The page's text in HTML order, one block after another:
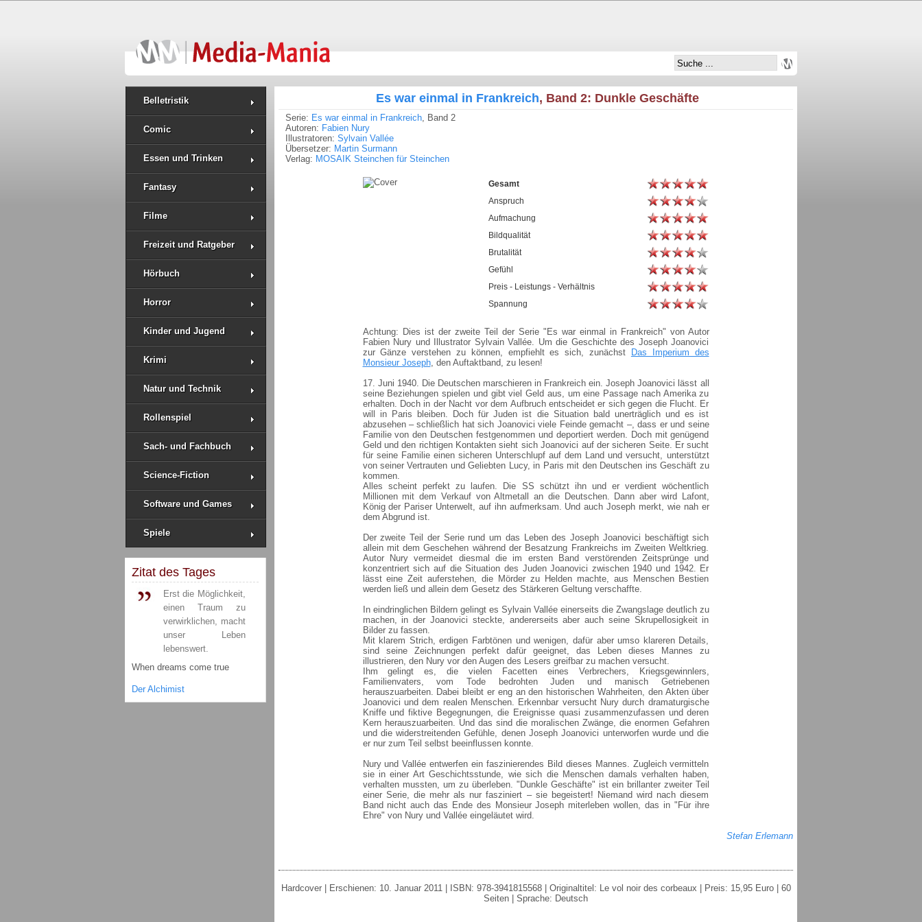
Belletristik
Comic
Essen und Trinken
Fantasy
Filme
Freizeit und Ratgeber
Hörbuch
Horror
Kinder und Jugend
Krimi
Natur und Technik
Rollenspiel
Sach- und Fachbuch
Science-Fiction
Software und Games
Spiele
Zitat des Tages
Erst die Möglichkeit,
einen Traum zu
verwirklichen, macht
unser Leben
lebenswert.
When dreams come true
Der Alchimist
Es war einmal in Frankreich, Band 2: Dunkle Geschäfte
Serie: Es war einmal in Frankreich, Band 2
Autoren: Fabien Nury
Illustratoren: Sylvain Vallée
Übersetzer: Martin Surmann
Verlag: MOSAIK Steinchen für Steinchen
Gesamt
Anspruch
Aufmachung
Bildqualität
Brutalität
Gefühl
Preis - Leistungs - Verhältnis
Spannung
Achtung: Dies ist der zweite Teil der Serie "Es war einmal in Frankreich" von Autor
Fabien Nury und Illustrator Sylvain Vallée. Um die Geschichte des Joseph Joanovici
zur Gänze verstehen zu können, empfiehlt es sich, zunächst
Das Imperium des
Monsieur Joseph, den Auftaktband, zu lesen!
17. Juni 1940. Die Deutschen marschieren in Frankreich ein. Joseph Joanovici lässt all
seine Beziehungen spielen und gibt viel Geld aus, um eine Passage nach Amerika zu
erhalten. Doch in der Nacht vor dem Aufbruch entscheidet er sich gegen die Flucht. Er
will in Paris bleiben. Doch für Juden ist die Situation bald unerträglich und es ist
abzusehen – schließlich hat sich Joanovici viele Feinde gemacht –, dass er und seine
Familie von den Deutschen festgenommen und deportiert werden. Doch mit genügend
Geld und den richtigen Kontakten sieht sich Joanovici auf der sicheren Seite. Er sucht
für seine Familie einen sicheren Unterschlupf auf dem Land und versucht, unterstützt
von seiner Vertrauten und Geliebten Lucy, in Paris mit den Deutschen ins Geschäft zu
kommen.
Alles scheint perfekt zu laufen. Die SS schützt ihn und er verdient wöchentlich
Millionen mit dem Verkauf von Altmetall an die Deutschen. Dann aber wird Lafont,
König der Pariser Unterwelt, auf ihn aufmerksam. Und auch Joseph merkt, wie nah er
dem Abgrund ist.
Der zweite Teil der Serie rund um das Leben des Joseph Joanovici beschäftigt sich
allein mit dem Geschehen während der Besatzung Frankreichs im Zweiten Weltkrieg.
Autor Nury vermeidet diesmal die im ersten Band verstörenden Zeitsprünge und
konzentriert sich auf die Situation des Juden Joanovici zwischen 1940 und 1942. Er
lässt eine Zeit auferstehen, die Mörder zu Helden machte, aus Menschen Bestien
werden ließ und allein dem Gesetz des Stärkeren Geltung verschaffte.
In eindringlichen Bildern gelingt es Sylvain Vallée einerseits die Zwangslage deutlich zu
machen, in der Joanovici steckte, andererseits aber auch seine Skrupellosigkeit in
Bilder zu fassen.
Mit klarem Strich, erdigen Farbtönen und wenigen, dafür aber umso klareren Details,
sind seine Zeichnungen perfekt dafür geeignet, das Leben dieses Mannes zu
illustrieren, den Nury vor den Augen des Lesers greifbar zu machen versucht.
Ihm gelingt es, die vielen Facetten eines Verbrechers, Kriegsgewinnlers,
Familienvaters, vom Tode bedrohten Juden und manisch Getriebenen
herauszuarbeiten. Dabei bleibt er eng an den historischen Wahrheiten, den Akten über
Joanovici und dem realen Menschen. Erkennbar versucht Nury durch dramaturgische
Kniffe und fiktive Begegnungen, die Ereignisse quasi zusammenzufassen und deren
Kern herauszuarbeiten. Und das sind die moralischen Zwänge, die enormen Gefahren
und die widerstreitenden Gefühle, denen Joseph Joanovici unterworfen wurde und die
er nur zum Teil selbst beeinflussen konnte.
Nury und Vallée entwerfen ein faszinierendes Bild dieses Mannes. Zugleich vermitteln
sie in einer Art Geschichtsstunde, wie sich die Menschen damals verhalten haben,
verhalten mussten, um zu überleben. "Dunkle Geschäfte" ist ein brillanter zweiter Teil
einer Serie, die mehr als nur fasziniert – sie begeistert! Niemand wird nach diesem
Band nicht auch das Ende des Monsieur Joseph miterleben wollen, das in "Für ihre
Ehre" von Nury und Vallée eingeläutet wird.
Stefan Erlemann
Hardcover | Erschienen: 10. Januar 2011 | ISBN: 978-3941815568 | Originaltitel: Le vol noir des corbeaux | Preis: 15,95 Euro | 60
Seiten | Sprache: Deutsch